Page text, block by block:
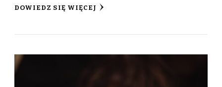
DOWIEDZ SIĘ WIĘCEJ